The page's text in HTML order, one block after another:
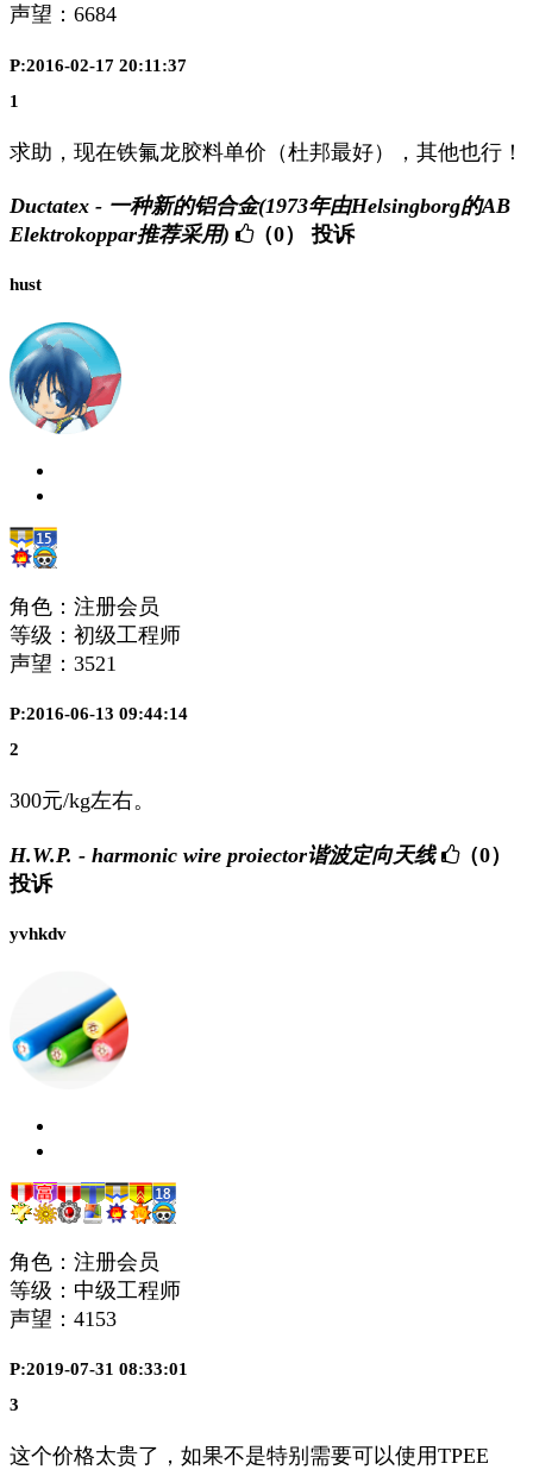
声望： 6684
P:2016-02-17 20:11:37
1
求助，现在铁氟龙胶料单价（杜邦最好），其他也行！
Ductatex - 一种新的铝合金(1973年由Helsingborg的AB
Elektrokoppar推荐采用)
（0） 投诉
hust
角色：注册会员
等级：初级工程师
声望： 3521
P:2016-06-13 09:44:14
2
300元/kg左右。
H.W.P. - harmonic wire proiector谐波定向天线
（0）
投诉
yvhkdv
角色：注册会员
等级：中级工程师
声望： 4153
P:2019-07-31 08:33:01
3
这个价格太贵了，如果不是特别需要可以使用TPEE